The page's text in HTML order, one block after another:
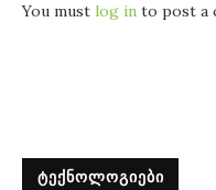
You must log in to post a
ᲢᲔᲥᲜᲝᲚᲝᲒᲘᲔᲑᲘ